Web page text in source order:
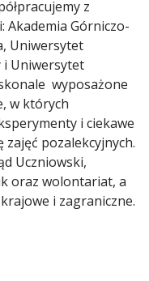
z
Akademia Górniczo-
Uniwersytet
i Uniwersytet
wyposażone
w których
i ciekawe
pozalekcyjnych.
Uczniowski,
oraz wolontariat, a
i zagraniczne.